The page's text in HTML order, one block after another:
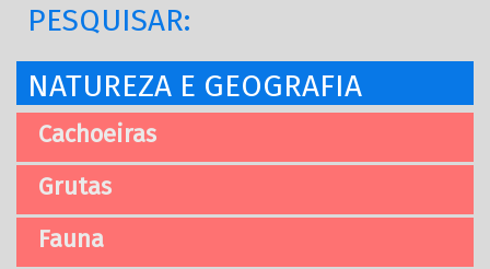
PESQUISAR:
NATUREZA E GEOGRAFIA
Cachoeiras
Grutas
Fauna